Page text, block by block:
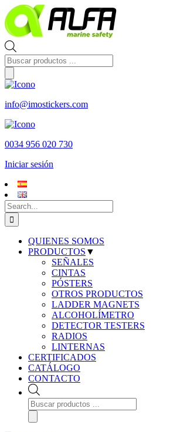
Skip
to
content
Búsqueda
de
productos
info@imostickers.com
0034 956 020 730
Iniciar sesión
Search
for:
QUIENES SOMOS
PRODUCTOS ▼
SEÑALES
CINTAS
PÓSTERS
OTROS PRODUCTOS
LADDER MAGNETS
ALCOHOLÍMETRO
DETECTOR TESTERS
RADIOS
LINTERNAS
CERTIFICADOS
CATÁLOGO
CONTACTO
Búsqueda
de
productos